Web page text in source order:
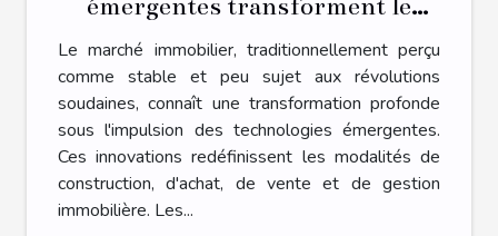
émergentes transforment le
marché immobilier
Le marché immobilier, traditionnellement perçu
comme stable et peu sujet aux révolutions
soudaines, connaît une transformation profonde
sous l'impulsion des technologies émergentes.
Ces innovations redéfinissent les modalités de
construction, d'achat, de vente et de gestion
immobilière. Les...